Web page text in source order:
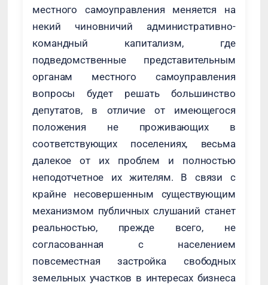
местного самоуправления меняется на
некий чиновничий административно-
командный капитализм, где
подведомственные представительным
органам местного самоуправления
вопросы будет решать большинство
депутатов, в отличие от имеющегося
положения не проживающих в
соответствующих поселениях, весьма
далекое от их проблем и полностью
неподотчетное их жителям. В связи с
крайне несовершенным существующим
механизмом публичных слушаний станет
реальностью, прежде всего, не
согласованная с населением
повсеместная застройка свободных
земельных участков в интересах бизнеса